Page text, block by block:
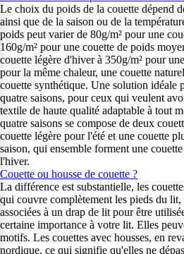
Le choix du poids de la couette dépend
ainsi que de la saison ou de la
poids peut varier de 80g/m² pour une
160g/m² pour une couette de poids
couette légère d'hiver à 350g/m² pour
pour la même chaleur, une couette
couette synthétique. Une solution idéale
quatre saisons, pour ceux qui veulent
textile de haute qualité adaptable à tout
quatre saisons se compose de deux
couette légère pour l'été et une couette
saison, qui ensemble forment une
l'hiver.
Couette ou housse de couette ?
La différence est substantielle, les
qui couvre complètement les pieds du lit,
associées à un drap de lit pour être
certaine importance à votre lit. Elles
motifs. Les couettes avec housses, en
nordique, ce qui signifie qu'elles ne